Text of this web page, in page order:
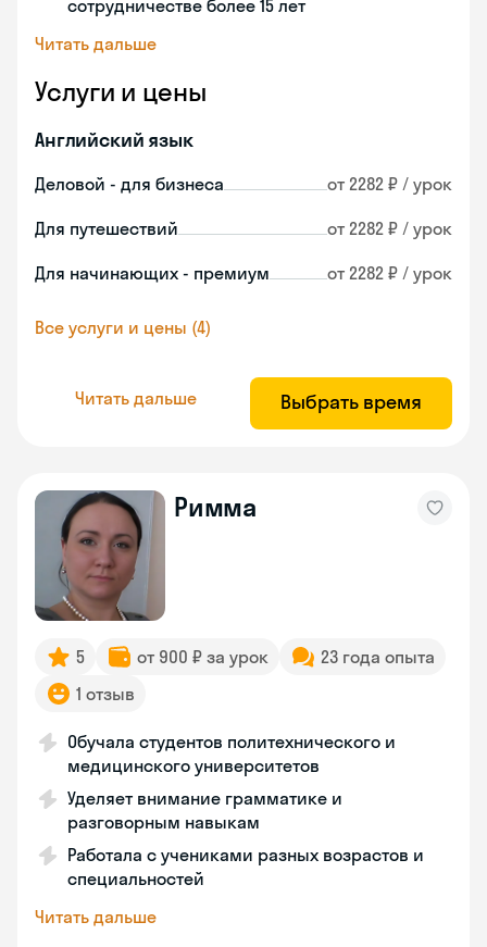
сотрудничестве более 15 лет
Читать дальше
Услуги и цены
Английский язык
Деловой - для бизнеса от 2282 ₽ / урок
Для путешествий от 2282 ₽ / урок
Для начинающих - премиум от 2282 ₽ / урок
Все услуги и цены (4)
Читать дальше Выбрать время
Римма
5 от 900 ₽ за урок
23 года опыта
1 отзыв
Обучала студентов политехнического и
медицинского университетов
Уделяет внимание грамматике и
разговорным навыкам
Работала с учениками разных возрастов и
специальностей
Читать дальше